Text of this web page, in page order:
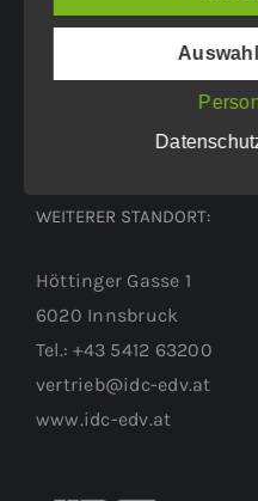
6460 Imst
Tel.: +43 5412 63200
vertrieb@idc-edv.at
WEITERER STANDORT:
Höttinger Gasse 1
6020 Innsbruck
Tel.: +43 5412 63200
vertrieb@idc-edv.at
www.idc-edv.at